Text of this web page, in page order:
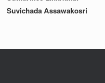
Suvichada Assawakosri